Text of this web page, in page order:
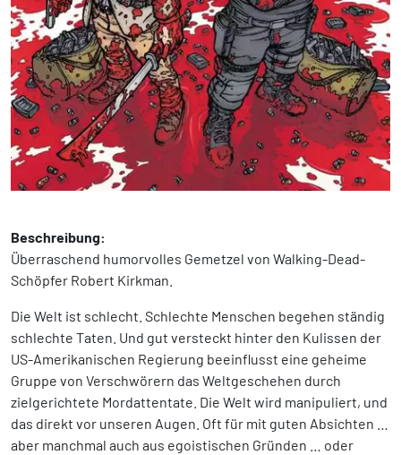
Beschreibung:
Überraschend humorvolles Gemetzel von Walking-Dead-
Schöpfer Robert Kirkman.
Die Welt ist schlecht. Schlechte Menschen begehen ständig
schlechte Taten. Und gut versteckt hinter den Kulissen der
US-Amerikanischen Regierung beeinflusst eine geheime
Gruppe von Verschwörern das Weltgeschehen durch
zielgerichtete Mordattentate. Die Welt wird manipuliert, und
das direkt vor unseren Augen. Oft für mit guten Absichten …
aber manchmal auch aus egoistischen Gründen … oder